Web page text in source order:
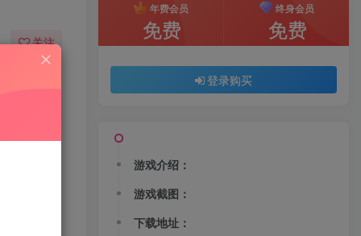
关注
年费会员
免费
终身会员
免费
登录购买
游戏介绍：
游戏截图：
下载地址：